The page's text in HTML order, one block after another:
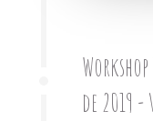
de 2019